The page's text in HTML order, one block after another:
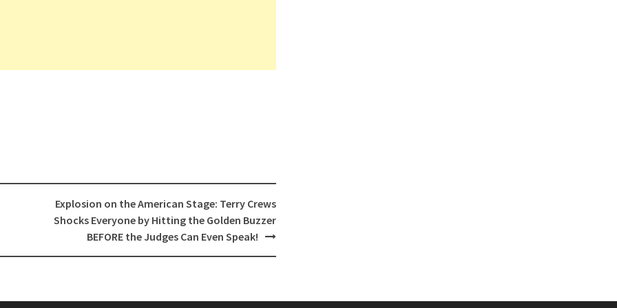
Explosion on the American Stage: Terry Crews
Shocks Everyone by Hitting the Golden Buzzer
BEFORE the Judges Can Even Speak!